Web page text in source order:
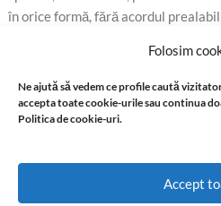
Folosim
Ne ajută să vedem ce profile caută
accepta toate cookie-urile sau continua
Politica de cookie-uri.
Accept
în orice formă, fără acordul